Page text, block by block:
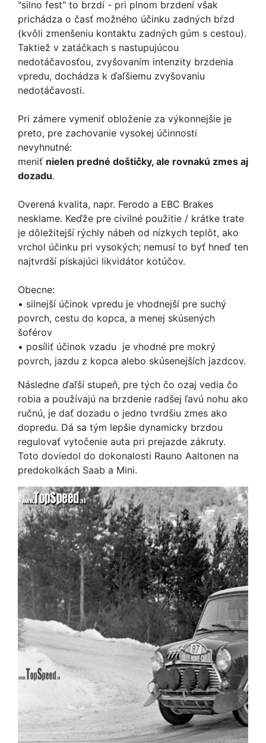
"silno fest" to brzdí - pri plnom brzdení však
prichádza o časť možného účinku zadných bŕzd
(kvôli zmenšeniu kontaktu zadných gúm s cestou).
Taktiež v zatáčkach s nastupujúcou
nedotáčavosťou, zvyšovaním intenzity brzdenia
vpredu, dochádza k ďaľšiemu zvyšovaniu
nedotáčavosti.
Pri zámere vymeniť obloženie za výkonnejšie je
preto, pre zachovanie vysokej účinnosti
nevyhnutné:
meniť nielen predné doštičky, ale rovnakú zmes aj
dozadu.
Overená kvalita, napr. Ferodo a EBC Brakes
nesklame. Keďže pre civilné použitie / krátke trate
je dôležitejší rýchly nábeh od nízkych teplôt, ako
vrchol účinku pri vysokých; nemusí to byť hneď ten
najtvrdší pískajúci likvidátor kotúčov.
Obecne:
• silnejší účinok vpredu je vhodnejší pre suchý
povrch, cestu do kopca, a menej skúsených
šoférov
• posíliť účinok vzadu je vhodné pre mokrý
povrch, jazdu z kopca alebo skúsenejších jazdcov.
Následne ďaľší stupeň, pre tých čo ozaj vedia čo
robia a používajú na brzdenie radšej ľavú nohu ako
ručnú, je dať dozadu o jedno tvrdšiu zmes ako
dopredu. Dá sa tým lepšie dynamicky brzdou
regulovať vytočenie auta pri prejazde zákruty.
Toto doviedol do dokonalosti Rauno Aaltonen na
predokolkách Saab a Mini.